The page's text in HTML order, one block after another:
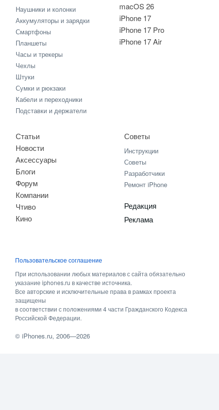
macOS 26
iPhone 17
iPhone 17 Pro
iPhone 17 Air
Наушники и колонки
Аккумуляторы и зарядки
Смартфоны
Планшеты
Часы и трекеры
Чехлы
Штуки
Сумки и рюкзаки
Кабели и переходники
Подставки и держатели
Статьи
Новости
Аксессуары
Блоги
Форум
Компании
Чтиво
Кино
Советы
Инструкции
Советы
Разработчики
Ремонт iPhone
Редакция
Реклама
Пользовательское соглашение
При использовании любых материалов с сайта обязательно
указание iphones.ru в качестве источника.
Все авторские и исключительные права в рамках проекта
защищены
в соответствии с положениями 4 части Гражданского Кодекса
Российской Федерации.
©iPhones.ru, 2006—2026